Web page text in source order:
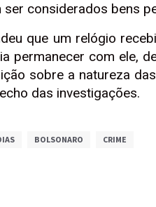
considerados bens
que um relógio
permanecer com ele,
sobre a natureza
das investigações.
BOLSONARO CRIME